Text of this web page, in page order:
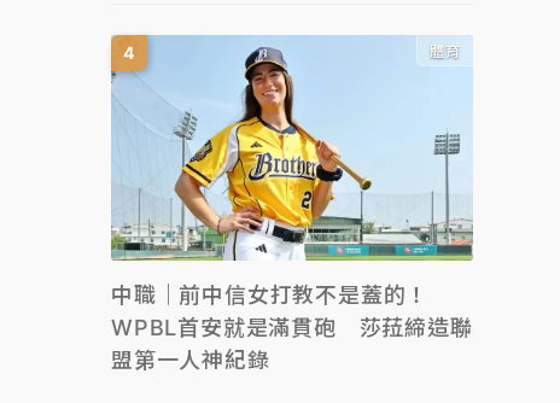
體育
中職｜前中信女打教不是蓋的！
WPBL首安就是滿貫砲 莎菈締造聯
盟第一人神紀錄